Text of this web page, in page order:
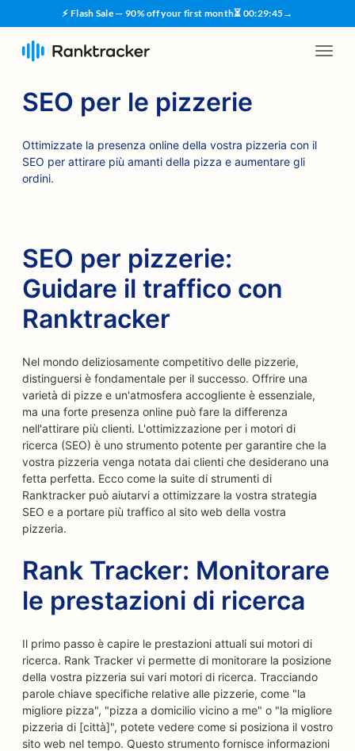
⚡ Flash Sale — 90% off your first month⏳ 00:29:45→
SEO per le pizzerie
Ottimizzate la presenza online della vostra pizzeria con il
SEO per attirare più amanti della pizza e aumentare gli
ordini.
SEO per pizzerie:
Guidare il traffico con
Ranktracker
Nel mondo deliziosamente competitivo delle pizzerie,
distinguersi è fondamentale per il successo. Offrire una
varietà di pizze e un'atmosfera accogliente è essenziale,
ma una forte presenza online può fare la differenza
nell'attirare più clienti. L'ottimizzazione per i motori di
ricerca (SEO) è uno strumento potente per garantire che la
vostra pizzeria venga notata dai clienti che desiderano una
fetta perfetta. Ecco come la suite di strumenti di
Ranktracker può aiutarvi a ottimizzare la vostra strategia
SEO e a portare più traffico al sito web della vostra
pizzeria.
Rank Tracker: Monitorare
le prestazioni di ricerca
Il primo passo è capire le prestazioni attuali sui motori di
ricerca. Rank Tracker vi permette di monitorare la posizione
della vostra pizzeria sui vari motori di ricerca. Tracciando
parole chiave specifiche relative alle pizzerie, come "la
migliore pizza", "pizza a domicilio vicino a me" o "la migliore
pizzeria di [città]", potete vedere come si posiziona il vostro
sito web nel tempo. Questo strumento fornisce informazioni